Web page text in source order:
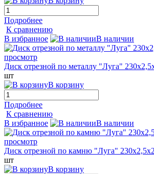
Подробнее
К сравнению
В избранное
В наличии
просмотр
Диск отрезной по металлу "Луга"
шт
В корзину
Подробнее
К сравнению
В избранное
В наличии
просмотр
Диск отрезной по камню "Луга"
шт
В корзину